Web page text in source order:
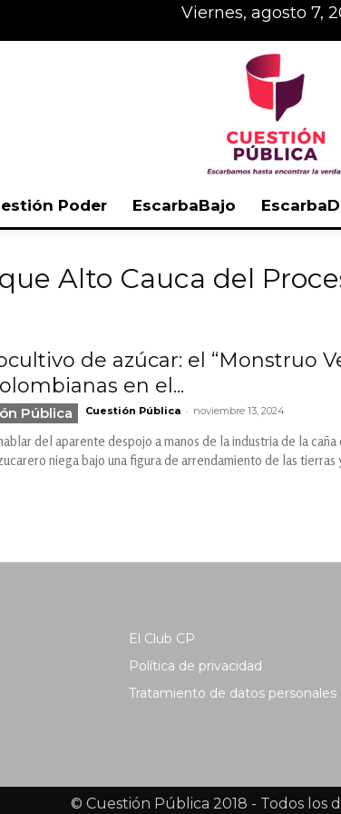
viernes, agosto 7,
Pública
Poder EscarbaBajo
Alto Cauca del
de azúcar: el “Monstruo
en el...
Pública Cuestión Pública - noviembre 13, 2024
del aparente despojo a manos de la industria de la
niega bajo una figura de arrendamiento de las
El Club CP
Política de privacidad
Tratamiento de datos personales
© Cuestión Pública 2018 - Todos los